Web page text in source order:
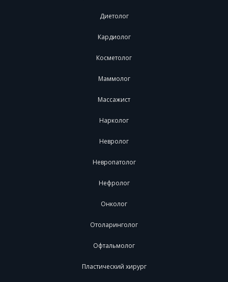
Диетолог
Кардиолог
Косметолог
Маммолог
Массажист
Нарколог
Невролог
Невропатолог
Нефролог
Онколог
Отоларинголог
Офтальмолог
Пластический хирург